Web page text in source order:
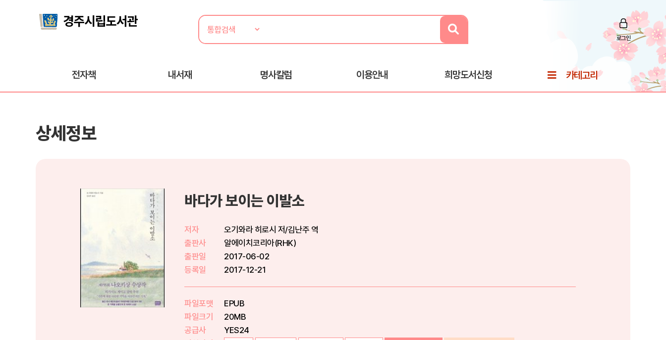
로그인
전자책 내서재 명사칼럼 이용안내 희망도서신청 카테고리
상세정보
바다가 보이는 이발소
저자
오기와라 히로시 저/김난주 역
출판사
알에이치코리아(RHK)
출판일
2017-06-02
등록일
2017-12-21
파일포맷
EPUB
파일크기
20MB
공급사
YES24